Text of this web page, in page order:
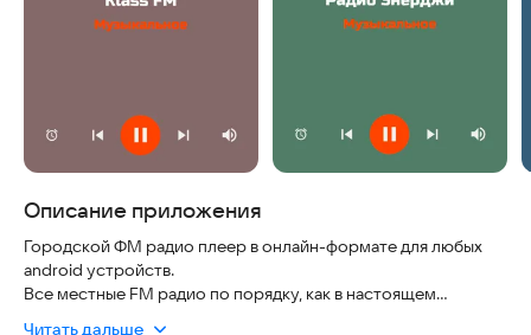
Описание приложения
Городской ФМ радио плеер в онлайн-формате для любых
android устройств.
Все местные FM радио по порядку, как в настоящем
Читать дальше